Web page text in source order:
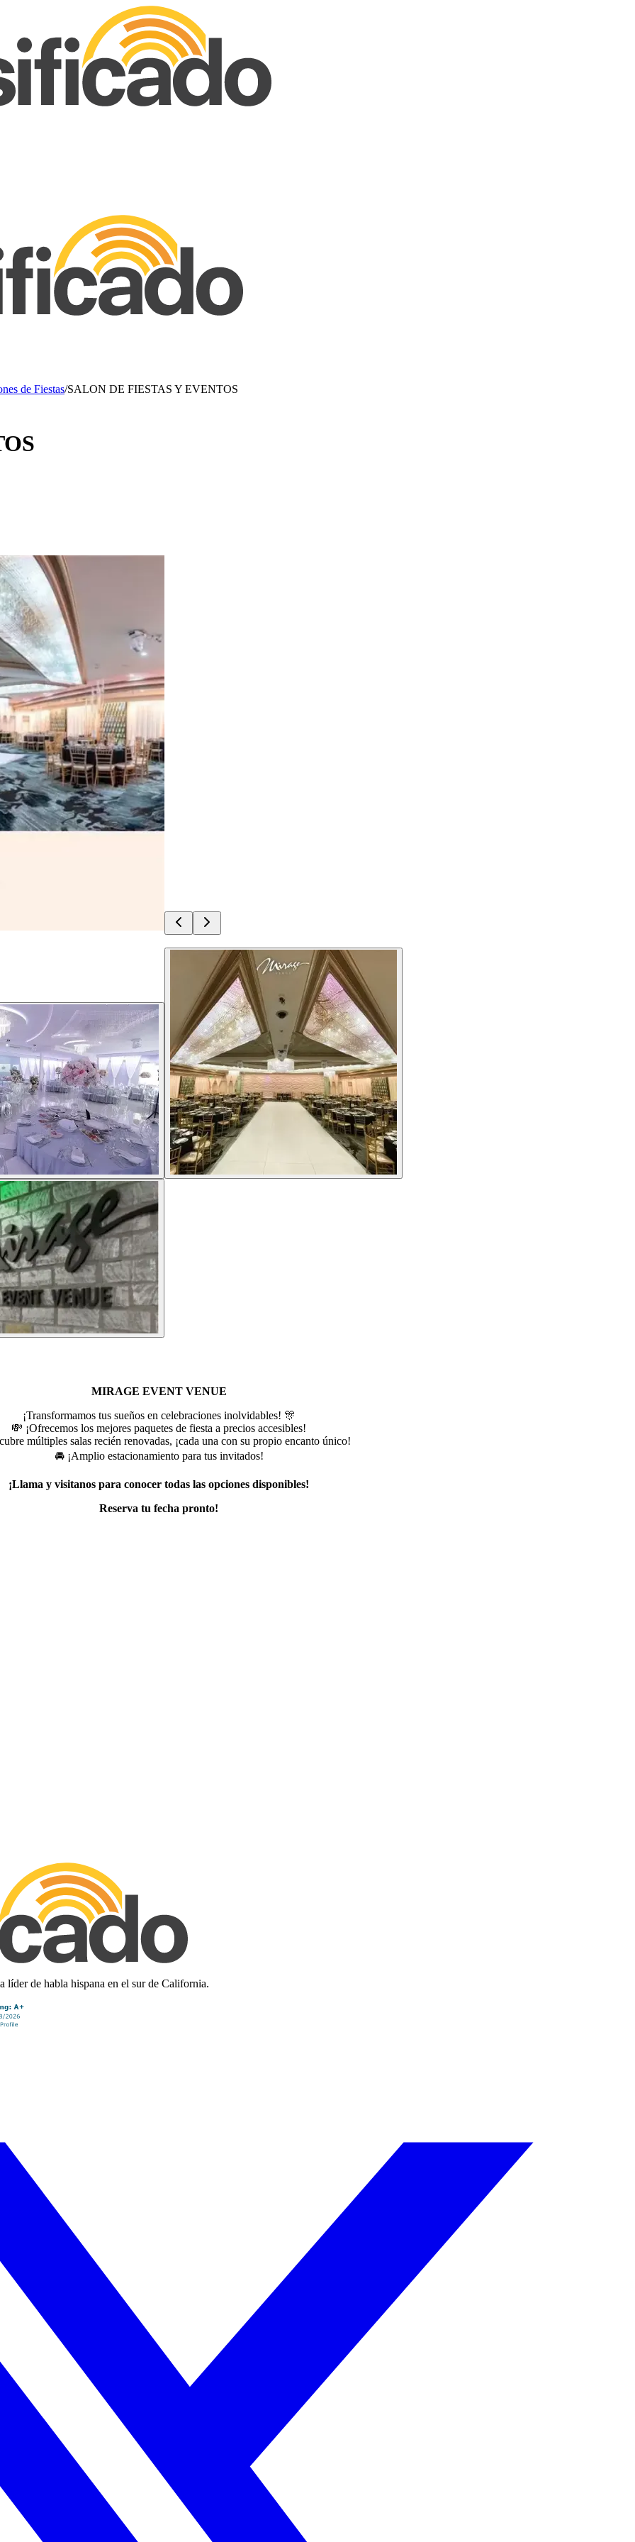
de Fiestas/SALON DE FIESTAS Y EVENTOS
MIRAGE EVENT VENUE
¡Transformamos tus sueños en celebraciones inolvidables! 🎊
💸 ¡Ofrecemos los mejores paquetes de fiesta a precios accesibles!
múltiples salas recién renovadas, ¡cada una con su propio encanto único!
🚘 ¡Amplio estacionamiento para tus invitados!
¡Llama y visitanos para conocer todas las opciones disponibles!
Reserva tu fecha pronto!
de habla hispana en el sur de California.